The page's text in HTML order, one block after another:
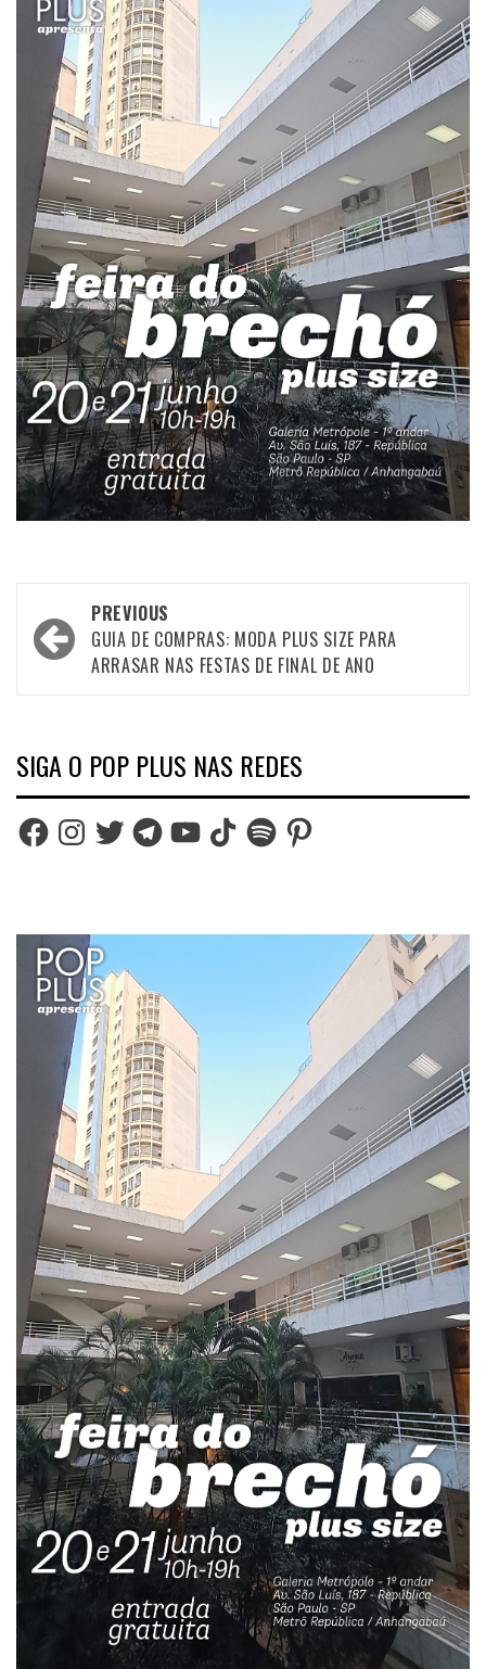
Post
navigation
PREVIOUS
GUIA DE COMPRAS: MODA PLUS SIZE PARA
ARRASAR NAS FESTAS DE FINAL DE ANO
SIGA O POP PLUS NAS REDES
FacebookInstagram
TwitterTelegramYouTubeTikTokSpotifyPinterest